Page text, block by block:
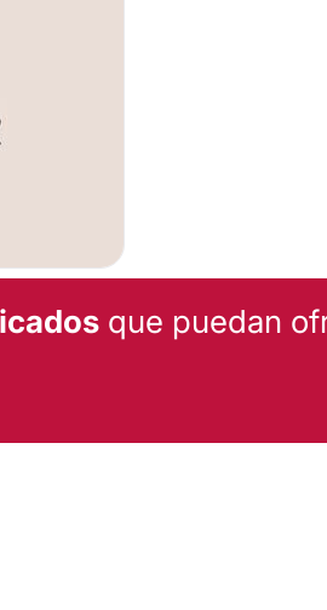
que puedan